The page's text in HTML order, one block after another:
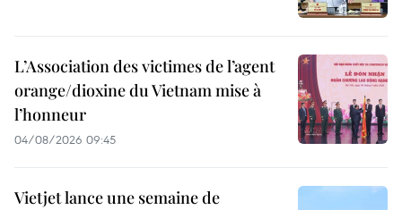
L’Association des victimes de l’agent
orange/dioxine du Vietnam mise à
l’honneur
04/08/2026 09:45
Vietjet lance une semaine de